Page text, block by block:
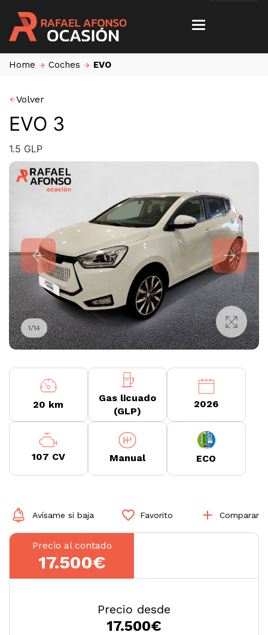
Home Coches EVO
Volver
EVO 3
1.5 GLP
1/14
20 km
Gas licuado
(GLP)
2026
107 CV Manual ECO
Avísame si baja Favorito Comparar
Precio al contado
17.500€
Precio desde
17.500€